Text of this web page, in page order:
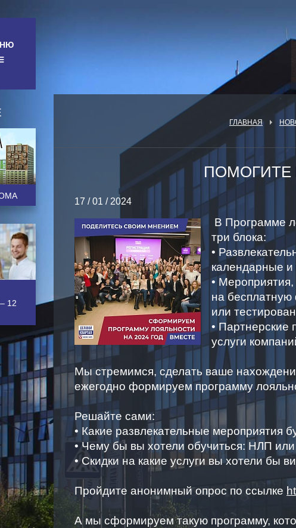
12
ГЛАВНАЯ
ПОМОГИТЕ
17 / 01 / 2024
В Программе
три блока:
•
календарные и
•
на
или
• Партнерские
услуги
Мы стремимся, сделать ваше
ежегодно формируем программу
Решайте сами:
• Какие развлекательные мероприятия
• Чему бы вы хотели обучиться: НЛП
• Скидки на какие услуги вы хотели бы
Пройдите анонимный опрос по ссылке
А мы сформируем такую программу,